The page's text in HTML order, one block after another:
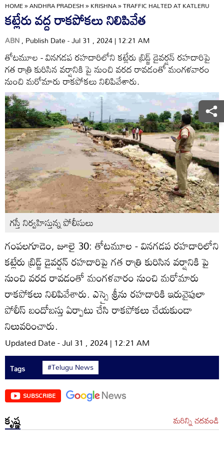
HOME»ANDHRA PRADESH»KRISHNA»TRAFFIC HALTED AT KATLERU
కట్లేరు వద్ద రాకపోకలు నిలిపివేత
ABN, Publish Date - Jul 31 , 2024 | 12:21 AM
తోటమూల - వినగడప రహదారిలోని కట్లేరు బ్రిడ్జ్‌ డైవర్షన్‌ రహదారిపై
గత రాత్రి కురిసిన వర్షానికి పై నుంచి వరద రావడంతో మంగళవారం
నుంచి మరోమారు రాకపోకలు నిలిపివేశారు.
గస్తీ నిర్వహిస్తున్న పోలీసులు
గంపలగూడెం, జూలై 30: తోటమూల - వినగడప రహదారిలోని
కట్లేరు బ్రిడ్జ్‌ డైవర్షన్‌ రహదారిపై గత రాత్రి కురిసిన వర్షానికి పై
నుంచి వరద రావడంతో మంగళవారం నుంచి మరోమారు
రాకపోకలు నిలిపివేశారు. ఎస్సై శ్రీను రహదారికి ఇరువైపులా
పోలీస్‌ బందోబస్తు ఏర్పాటు చేసి రాకపోకలు చేయకుండా
నిలువరించారు.
Updated Date - Jul 31 , 2024 | 12:21 AM
Tags #Telugu News
SUBSCRIBE
కృష్ణ మరిన్ని చదవండి